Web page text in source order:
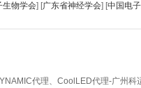
生物学会] [广东省神经学会] [中国电
代理、CoolLED代理-广州科